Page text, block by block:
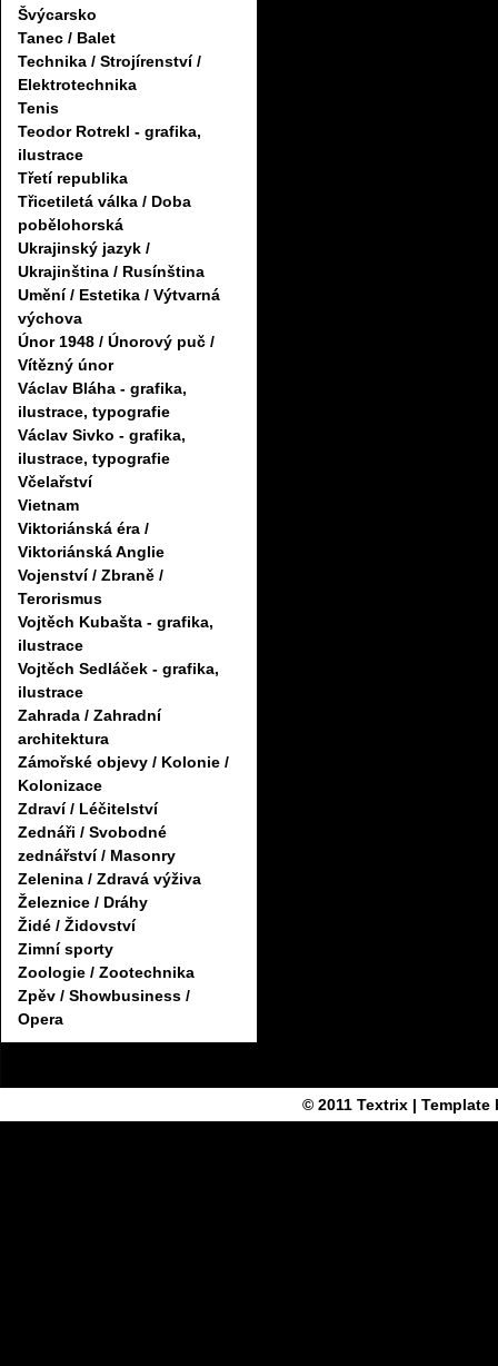
Švýcarsko
Tanec / Balet
Technika / Strojírenství /
Elektrotechnika
Tenis
Teodor Rotrekl - grafika,
ilustrace
Třetí republika
Třicetiletá válka / Doba
pobělohorská
Ukrajinský jazyk /
Ukrajinština / Rusínština
Umění / Estetika / Výtvarná
výchova
Únor 1948 / Únorový puč /
Vítězný únor
Václav Bláha - grafika,
ilustrace, typografie
Václav Sivko - grafika,
ilustrace, typografie
Včelařství
Vietnam
Viktoriánská éra /
Viktoriánská Anglie
Vojenství / Zbraně /
Terorismus
Vojtěch Kubašta - grafika,
ilustrace
Vojtěch Sedláček - grafika,
ilustrace
Zahrada / Zahradní
architektura
Zámořské objevy / Kolonie /
Kolonizace
Zdraví / Léčitelství
Zednáři / Svobodné
zednářství / Masonry
Zelenina / Zdravá výživa
Železnice / Dráhy
Židé / Židovství
Zimní sporty
Zoologie / Zootechnika
Zpěv / Showbusiness /
Opera
© 2011 Textrix| Template